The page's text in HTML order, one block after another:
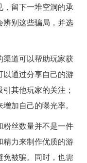
留下一堆空洞的承
别这些骗局，并选
道可以帮助玩家获
通过分享自己的游
其他玩家的关注；
加自己的曝光率。
丝数量并不是一件
力来制作优质的游
被骗。同时，也需